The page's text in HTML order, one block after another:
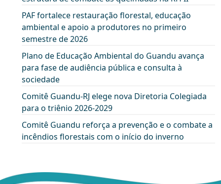
PAF fortalece restauração florestal, educação
ambiental e apoio a produtores no primeiro
semestre de 2026
Plano de Educação Ambiental do Guandu avança
para fase de audiência pública e consulta à
sociedade
Comitê Guandu-RJ elege nova Diretoria Colegiada
para o triênio 2026-2029
Comitê Guandu reforça a prevenção e o combate a
incêndios florestais com o início do inverno